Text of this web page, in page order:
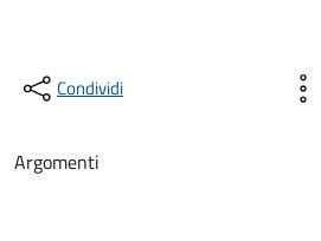
Condividi
Argomenti